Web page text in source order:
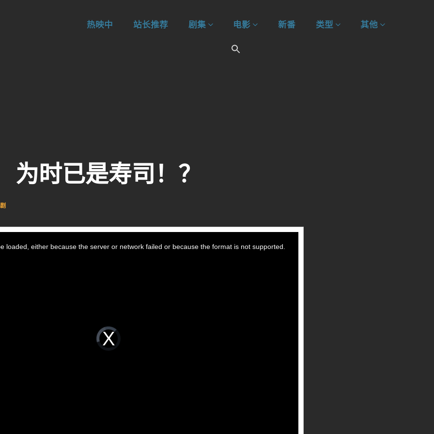
热映中 站长推荐 剧集 电影 新番 类型 其他
为时已是寿司！？
Video
Player
is
loading.
loaded, either because the server or network failed or because the format is not supported.